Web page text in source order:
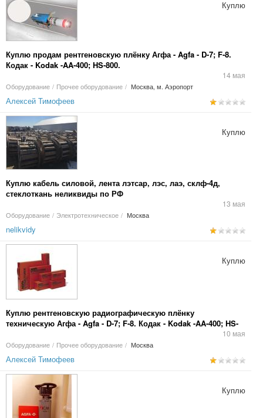
Куплю продам рентгеновскую плёнку Агфа - Agfa - D-7; F-8.
Кодак - Kodak -AA-400; HS-800.
14 мая
Оборудование / Прочее оборудование / Москва, м. Аэропорт
Куплю
Алексей Тимофеев
Куплю кабель силовой, лента лэтсар, лэс, лаэ, склф-4д,
стеклоткань неликвиды по РФ
13 мая
Оборудование / Электротехническое / Москва
Куплю
nelikvidy
Куплю рентгеновскую радиографическую плёнку
техническую Агфа - Agfa - D-7; F-8. Кодак - Kodak -AA-400; HS-
10 мая
Оборудование / Прочее оборудование / Москва
Куплю
Алексей Тимофеев
Куплю